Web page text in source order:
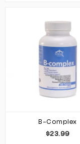
B-Complex
$23.99